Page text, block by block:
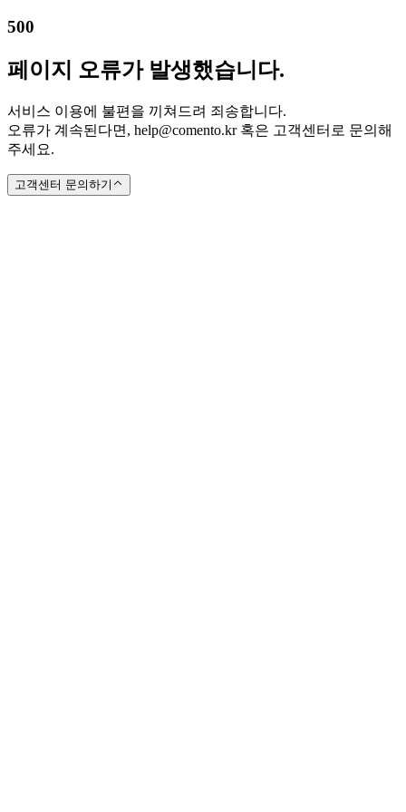
500
페이지 오류가 발생했습니다.
서비스 이용에 불편을 끼쳐드려 죄송합니다.
오류가 계속된다면, help@comento.kr 혹은 고객센터로 문의해
주세요.
고객센터 문의하기